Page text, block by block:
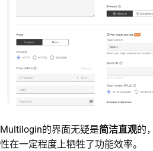
Multilogin的界面无疑是简洁直观的
性在一定程度上牺牲了功能效率。